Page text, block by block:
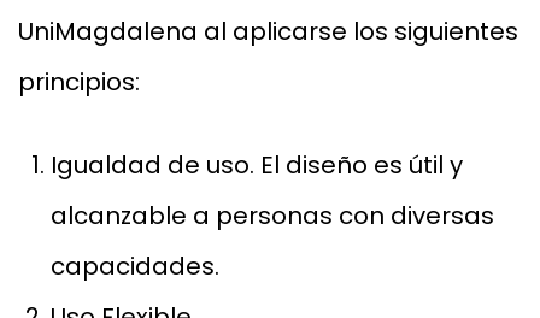
UniMagdalena al aplicarse los siguientes
principios:
Igualdad de uso. El diseño es útil y
alcanzable a personas con diversas
capacidades.